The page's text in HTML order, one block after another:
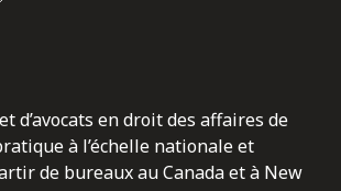
d’avocats en droit des affaires de
à l’échelle nationale et
de bureaux au Canada et à New